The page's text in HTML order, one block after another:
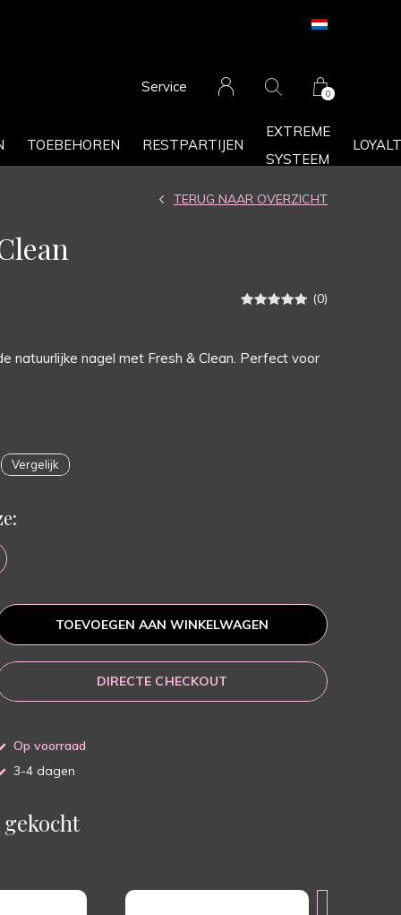
TOEBEHOREN RESTPARTIJEN
EXTREME
SYSTEEM
Service 0
TERUG NAAR OVERZICHT
(0)
natuurlijke nagel met Fresh & Clean. Perfect voor
Vergelijk
TOEVOEGEN AAN WINKELWAGEN
DIRECTE CHECKOUT
Op voorraad
3-4 dagen